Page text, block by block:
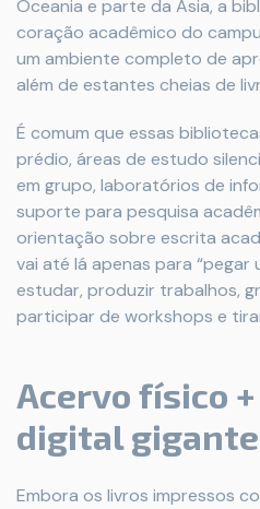
Oceania e parte da Ásia, a
coração acadêmico do
um ambiente completo de
além de estantes cheias de
É comum que essas
prédio, áreas de estudo
em grupo, laboratórios de
suporte para pesquisa
orientação sobre escrita
vai até lá apenas para “pegar
estudar, produzir trabalhos,
participar de workshops e
Acervo físico
digital gigante
Embora os livros impressos